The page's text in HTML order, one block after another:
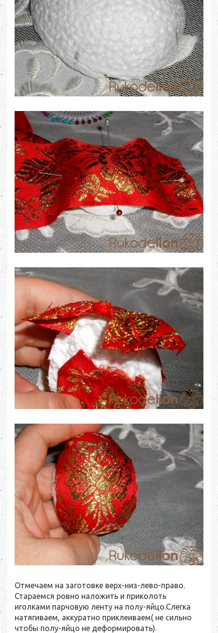
Отмечаем на заготовке верх-низ-лево-право.
Стараемся ровно наложить и приколоть
иголками парчовую ленту на полу-яйцо.Слегка
натягиваем, аккуратно приклеиваем( не сильно
чтобы полу-яйцо не деформировать).